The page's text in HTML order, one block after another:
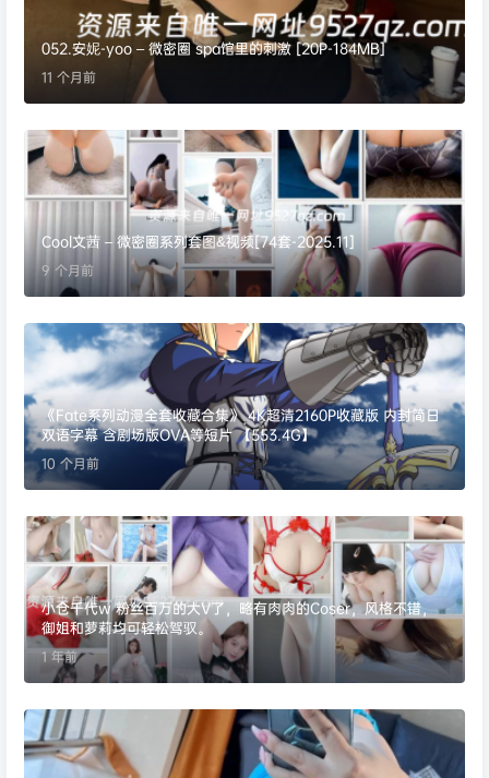
052.安妮-yoo – 微密圈 spa馆里的刺激 [20P-184MB]
11 个月前
Cool文茜 – 微密圈系列套图&视频[74套-2025.11]
9 个月前
《Fate系列动漫全套收藏合集》 4K超清2160P收藏版 内封简日
双语字幕 含剧场版OVA等短片 【553.4G】
10 个月前
小仓千代w 粉丝百万的大V了，略有肉肉的Coser，风格不错，
御姐和萝莉均可轻松驾驭。
1 年前